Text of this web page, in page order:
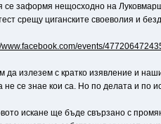
се заформя нещосходно на
срещу циганските своеволия и
www.facebook.com/events/
да излезем с кратко изявление и
не се знае кои са. Но по делата и по
искане ще бъде свързано с